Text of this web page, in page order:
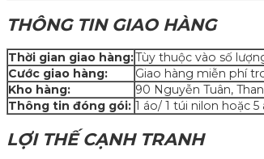
THÔNG TIN GIAO HÀNG
Thời gian giao hàng:Tùy thuộc vào số
Cước giao hàng:
Giao hàng miễn phí
Kho hàng:
90 Nguyễn Tuân,
Thông tin đóng gói: 1 áo/ 1 túi nilon hoặc
LỢI THẾ CẠNH TRANH